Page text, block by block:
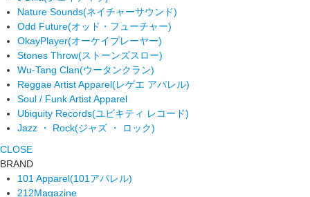
Nature Sounds(ネイチャーサウンド)
Odd Future(オッド・フューチャー)
OkayPlayer(オーケイプレーヤー)
Stones Throw(ストーンズスロー)
Wu-Tang Clan(ウータンクラン)
Reggae Artist Apparel(レゲエ アパレル)
Soul / Funk Artist Apparel
Ubiquity Records(ユビキティ レコード)
Jazz ・ Rock(ジャズ ・ ロック)
CLOSE
BRAND
101 Apparel(101アパレル)
212Magazine